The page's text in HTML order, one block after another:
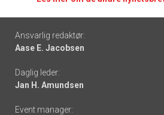
Footer
-
links
Ansvarlig redaktør:
Aase E. Jacobsen
Daglig leder:
Jan H. Amundsen
Event manager: